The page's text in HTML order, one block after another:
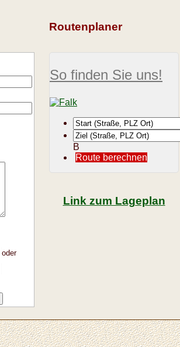
oder
Routenplaner
So finden Sie uns!
B
Route berechnen
Link zum Lageplan